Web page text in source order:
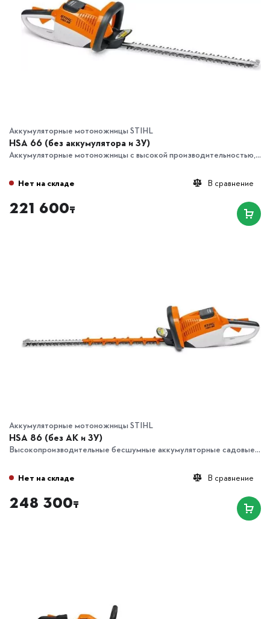
Аккумуляторные мотоножницы STIHL
HSA 66 (без аккумулятора и ЗУ)
Аккумуляторные мотоножницы с высокой производительностью,...
В сравнение
Нет на складе
221 600₸
Аккумуляторные мотоножницы STIHL
HSA 86 (без АК и ЗУ)
Высокопроизводительные бесшумные аккумуляторные садовые...
В сравнение
Нет на складе
248 300₸